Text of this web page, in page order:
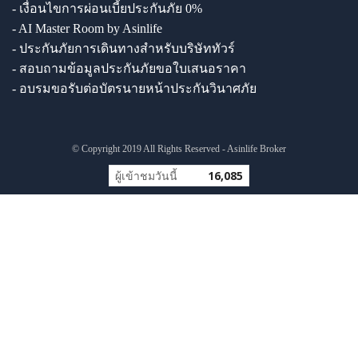
- เงื่อนไขการผ่อนเบี้ยประกันภัย 0%
- AI Master Room by Asinlife
- ประกันภัยการเดินทางสำหรับบริษัททัวร์
- สอบถามข้อมูลประกันภัยขอใบเสนอราคา
- อบรมขอรับต่อบัตรนายหน้าประกันวินาศภัย
© Copyright 2019 All Rights Reserved - Asinlife Broker
ผู้เข้าชมวันนี้ 16,085